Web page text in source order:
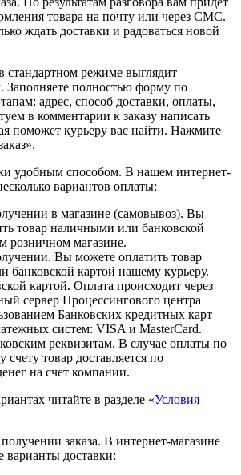
товара на почту или через СМС.
ждать доставки и радоваться новой
стандартном режиме выглядит
Заполняете полностью форму по
адрес, способ доставки, оплаты,
в комментарии к заказу написать
поможет курьеру вас найти. Нажмите
удобным способом. В нашем интернет-
вариантов оплаты:
в магазине (самовывоз). Вы
товар наличными или банковской
розничном магазине.
Вы можете оплатить товар
банковской картой нашему курьеру.
картой. Оплата происходит через
сервер Процессингового центра
Банковских кредитных карт
систем: VISA и MasterCard.
реквизитам. В случае оплаты по
счету товар доставляется по
на счет компании.
читайте в разделе «Условия
заказа. В интернет-магазине
варианты доставки: